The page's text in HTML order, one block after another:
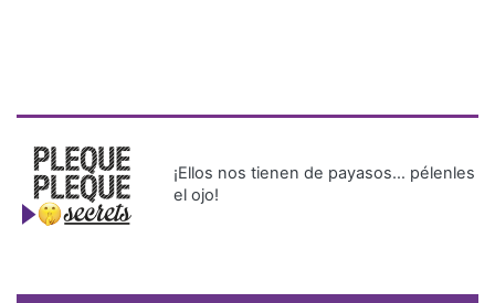
¡Ellos nos tienen de payasos… pélenles
el ojo!